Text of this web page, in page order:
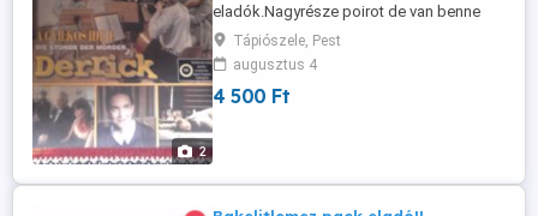
2
eladók.Nagyrésze poirot de van benne
derrick is.Szintén gyűjtőknek vagy
kedvelőknek.
Tápiószele, Pest
augusztus 4
4 500 Ft